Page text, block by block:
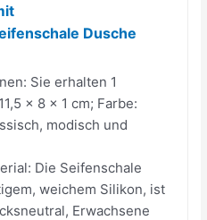
Dusche
Sie erhalten 1
× 8 × 1 cm; Farbe:
modisch und
Die Seifenschale
weichem Silikon, ist
Erwachsene